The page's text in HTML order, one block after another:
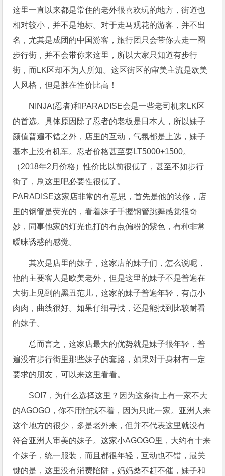
这里一直以来都是常住的老外很喜欢玩的地方，街道也
相对较小，并不是地标。对于走马观花的游客，并不出
名，尤其是成团的中国游客，旅行团只会带你去走一圈
步行街，并不会带你来这里，所以大家只知道有步行
街，而LK区却不为人所知。这区街区的审美主流是欧美
人风格，但是胜在性价比高！
NINJA(忍者)和PARADISE会是一些老司机来LK区
的首选。具体原因除了忍者的老板是日本人，所以妹子
颜值普遍不错之外，店里的互动，气氛都是上选，妹子
基本上没有机车。忍者价格甚至要LT5000+1500。
（2018年2月价格）性价比以前很低了，甚至不如步行
街了，刷这里吧必要性很低了。
PARADISE这家店非常的有意思，首先是他的装修，店
里的钢管是荧光的，看着妹子手握钢管跳舞感觉很奇
妙，同事他家的灯光也打的有点偏粉的紫色，有种非常
暧昧诱惑的感觉。
其次是店里的妹子，这家店的妹子们，怎么说呢，
他的主要客人是欧美老外，但是这里的妹子不是普遍在
大街上见到的黑丑范儿，这家的妹子普遍年轻，有点小
肉肉，曲线很好。如果仔细寻找，还是能找到比较耐看
的妹子。
总而言之，这家店最大的优势就是妹子很年轻，普
遍没有步行街里那些妹子的套路，如果对于身材有一定
要求的朋友，可以来这里看看。
SOI7，为什么选择这里？因为这条街上有一家不大
的AGOGO，你不用怕找不着，因为只此一家。亚洲人来
这个地方的很少，多是老外来，但并不代表这里就没有
符合亚洲人审美的妹子。这家小AGOGO里，大约有十来
个妹子，统一服装，而且都很年轻，互动也不错，最关
键的是，这里没有消费陷阱，妈妈桑不赶不催，妹子和